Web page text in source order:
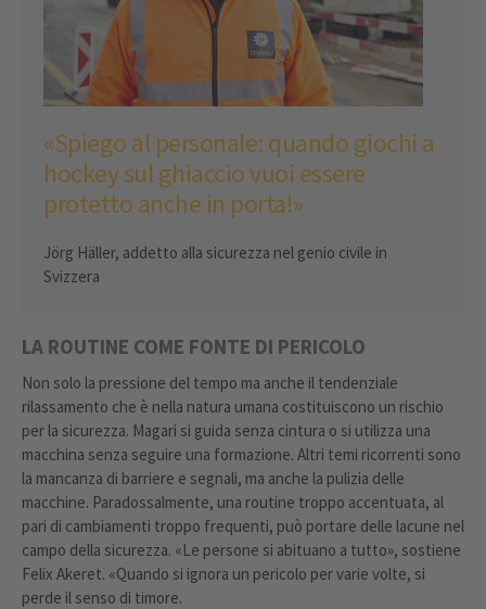
«Spiego al personale: quando giochi a
hockey sul ghiaccio vuoi essere
protetto anche in porta!»
Jörg Häller, addetto alla sicurezza nel genio civile in
Svizzera
LA ROUTINE COME FONTE DI PERICOLO
Non solo la pressione del tempo ma anche il tendenziale
rilassamento che è nella natura umana costituiscono un rischio
per la sicurezza. Magari si guida senza cintura o si utilizza una
macchina senza seguire una formazione. Altri temi ricorrenti sono
la mancanza di barriere e segnali, ma anche la pulizia delle
macchine. Paradossalmente, una routine troppo accentuata, al
pari di cambiamenti troppo frequenti, può portare delle lacune nel
campo della sicurezza. «Le persone si abituano a tutto», sostiene
Felix Akeret. «Quando si ignora un pericolo per varie volte, si
perde il senso di timore.